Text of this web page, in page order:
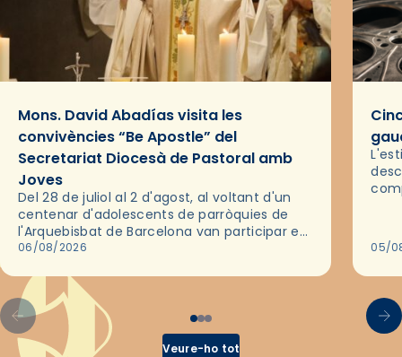
Mons. David Abadías visita les
convivències “Be Apostle” del
Secretariat Diocesà de Pastoral amb
Joves
Del 28 de juliol al 2 d'agost, al voltant d'un
centenar d'adolescents de parròquies de
l'Arquebisbat de Barcelona van participar en
les convivències Be Apostle, organitzades
06/08/2026 05/
Veure-ho tot